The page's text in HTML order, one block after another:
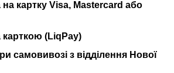
картку Visa, Mastercard або
(LiqPay)
самовивозі з відділення Нової